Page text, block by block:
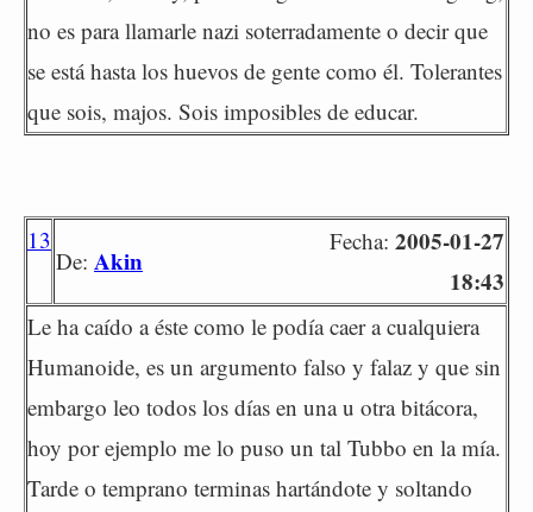
no es para llamarle nazi soterradamente o decir que
se está hasta los huevos de gente como él. Tolerantes
que sois, majos. Sois imposibles de educar.
13
De: Akin
Fecha: 2005-01-27
18:43
Le ha caído a éste como le podía caer a cualquiera
Humanoide, es un argumento falso y falaz y que sin
embargo leo todos los días en una u otra bitácora,
hoy por ejemplo me lo puso un tal Tubbo en la mía.
Tarde o temprano terminas hartándote y soltando